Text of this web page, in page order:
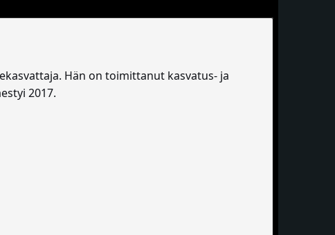
Hän on toimittanut kasvatus- ja
2017.